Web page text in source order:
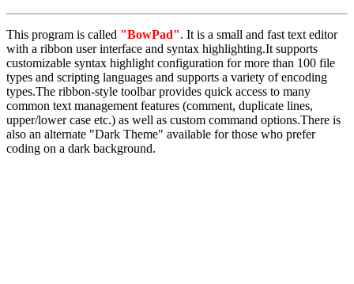
This program is called "BowPad". It is a small and fast text editor
with a ribbon user interface and syntax highlighting.It supports
customizable syntax highlight configuration for more than 100 file
types and scripting languages and supports a variety of encoding
types.The ribbon-style toolbar provides quick access to many
common text management features (comment, duplicate lines,
upper/lower case etc.) as well as custom command options.There is
also an alternate "Dark Theme" available for those who prefer
coding on a dark background.